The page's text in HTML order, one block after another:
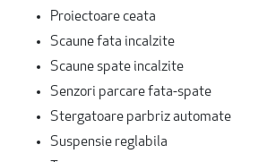
Proiectoare ceata
Scaune fata incalzite
Scaune spate incalzite
Senzori parcare fata-spate
Stergatoare parbriz automate
Suspensie reglabila